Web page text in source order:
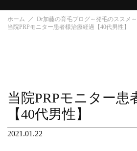
ホーム
Dr加藤の育毛ブログ～発毛のススメ～
当院PRPモニター患者様治療経過【40代男性】
当院PRPモニター患
【40代男性】
2021.01.22